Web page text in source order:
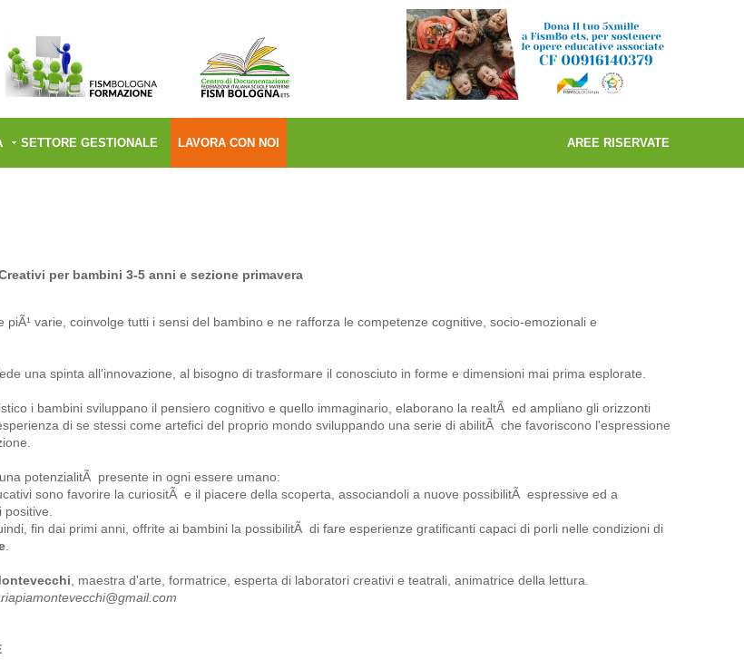
SETTORE GESTIONALE LAVORA CON NOI AREE RISERVATE
per bambini 3-5 anni e sezione primavera
piÃ¹ varie, coinvolge tutti i sensi del bambino e ne rafforza le competenze cognitive, socio-emozionali e
una spinta all'innovazione, al bisogno di trasformare il conosciuto in forme e dimensioni mai prima esplorate.
i bambini sviluppano il pensiero cognitivo e quello immaginario, elaborano la realtÃ ed ampliano gli orizzonti
di se stessi come artefici del proprio mondo sviluppando una serie di abilitÃ che favoriscono l'espressione
potenzialitÃ presente in ogni essere umano:
sono favorire la curiositÃ e il piacere della scoperta, associandoli a nuove possibilitÃ espressive ed a
fin dai primi anni, offrite ai bambini la possibilitÃ di fare esperienze gratificanti capaci di porli nelle condizioni di
, maestra d'arte, formatrice, esperta di laboratori creativi e teatrali, animatrice della lettura.